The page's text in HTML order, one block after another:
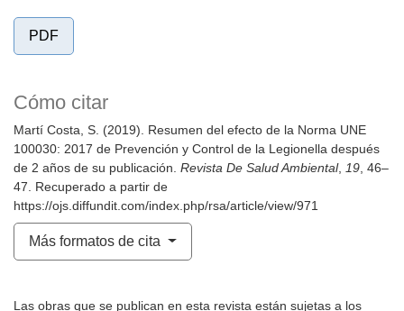
PDF
Cómo citar
Martí Costa, S. (2019). Resumen del efecto de la Norma UNE
100030: 2017 de Prevención y Control de la Legionella después
de 2 años de su publicación. Revista De Salud Ambiental, 19, 46–
47. Recuperado a partir de
https://ojs.diffundit.com/index.php/rsa/article/view/971
Más formatos de cita
Las obras que se publican en esta revista están sujetas a los